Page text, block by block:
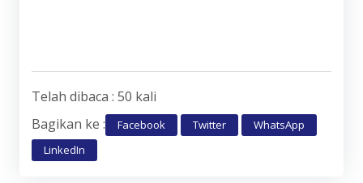
Telah dibaca : 50 kali
Bagikan ke :
Facebook Twitter
WhatsApp
LinkedIn